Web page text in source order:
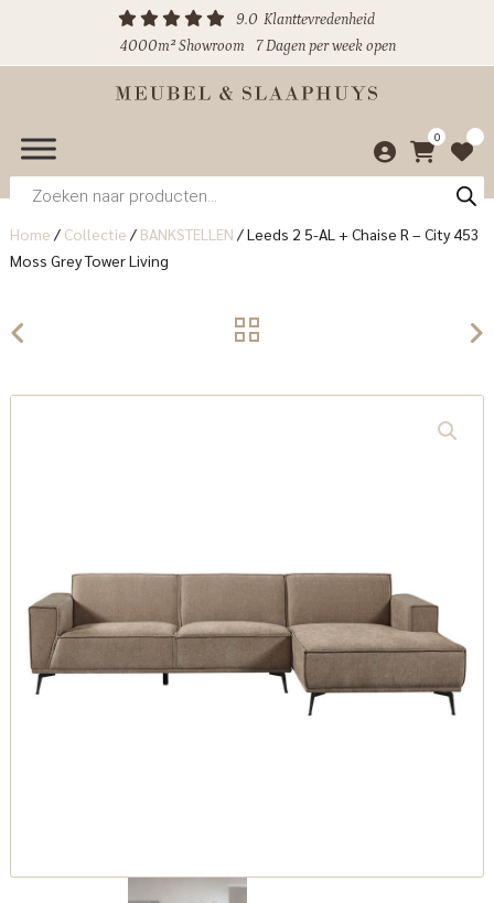
9.0 Klanttevredenheid
4000m² Showroom
7 Dagen per week open
0
Producten
zoeken
Home / Collectie / BANKSTELLEN /Leeds 2 5-AL + Chaise R – City 453
Moss Grey Tower Living